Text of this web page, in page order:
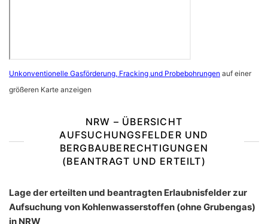
Unkonventionelle Gasförderung, Fracking und Probebohrungen auf einer
größeren Karte anzeigen
NRW – ÜBERSICHT
AUFSUCHUNGSFELDER UND
BERGBAUBERECHTIGUNGEN
(BEANTRAGT UND ERTEILT)
Lage der erteilten und beantragten Erlaubnisfelder zur
Aufsuchung von Kohlenwasserstoffen (ohne Grubengas)
in NRW